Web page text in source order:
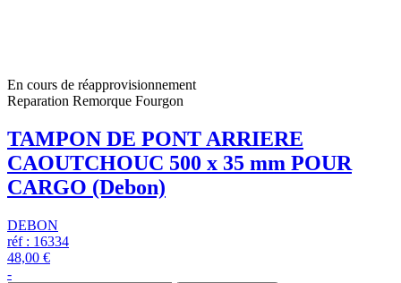
En cours de réapprovisionnement
Reparation Remorque Fourgon
TAMPON DE PONT ARRIERE
CAOUTCHOUC 500 x 35 mm POUR
CARGO (Debon)
DEBON
réf : 16334
48,00 €
-